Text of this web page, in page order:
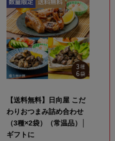
【送料無料】日向屋 こだ
わりおつまみ詰め合わせ
（3種×2袋）（常温品）│
ギフトに